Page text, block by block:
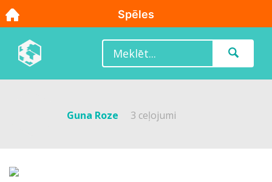
Guna Roze 3 ceļojumi